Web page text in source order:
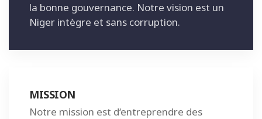
la bonne gouvernance. Notre vision est un
Niger intègre et sans corruption.
MISSION
Notre mission est d‘entreprendre des